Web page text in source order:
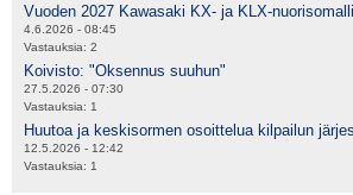
Vuoden 2027 Kawasaki KX- ja KLX-
4.6.2026 - 08:45
Vastauksia: 2
Koivisto: "Oksennus suuhun"
27.5.2026 - 07:30
Vastauksia: 1
Huutoa ja keskisormen osoittelua kilpailun
12.5.2026 - 12:42
Vastauksia: 1